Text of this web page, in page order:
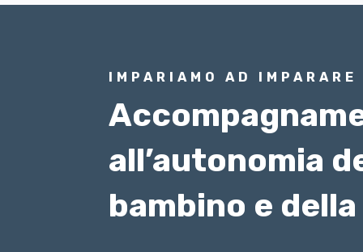
IMPARIAMO AD IMPARARE
all’autonomia
bambino e